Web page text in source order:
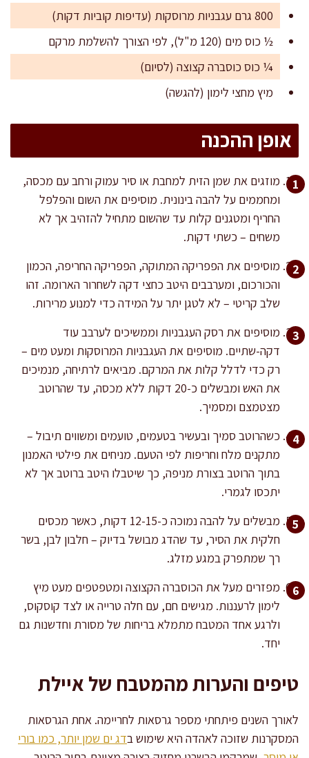
800 גרם עגבניות מרוסקות (עדיפות קוביות דקות)
½ כוס מים (120 מ"ל), לפי הצורך להשלמת מרקם
¼ כוס כוסברה קצוצה (לסיום)
מיץ מחצי לימון (להגשה)
אופן ההכנה
מוזגים את שמן הזית למחבת או סיר עמוק ורחב עם מכסה,
ומחממים על להבה בינונית. מוסיפים את השום והפלפל
החריף ומטגנים קלות עד שהשום מתחיל להזהיב אך לא
משחים – כשתי דקות.
מוסיפים את הפפריקה המתוקה, הפפריקה החריפה, הכמון
והכורכום, ומערבבים היטב כחצי דקה לשחרור הארומה. זהו
שלב קריטי – לא לטגן יתר על המידה כדי למנוע מרירות.
מוסיפים את רסק העגבניות וממשיכים לערבב עוד
דקה-שתיים. מוסיפים את העגבניות המרוסקות ומעט מים –
רק כדי לדלל קלות את המרקם. מביאים לרתיחה, מנמיכים
את האש ומבשלים כ-20 דקות ללא מכסה, עד שהרוטב
מצטמצם ומסמיך.
כשהרוטב סמיך ובעשיר בטעמים, טועמים ומשווים תיבול –
מתקנים מלח וחריפות לפי הטעם. מניחים את פילטי האמנון
בתוך הרוטב בצורת מניפה, כך שיטבלו היטב ברוטב אך לא
יתכסו לגמרי.
מבשלים על להבה נמוכה כ-12-15 דקות, כאשר מכסים
חלקית את הסיר, עד שהדג מבושל בדיוק – חלבון לבן, בשר
רך שמתפרק במגע מזלג.
מפזרים מעל את הכוסברה הקצוצה ומטפטפים מעט מיץ
לימון לרעננות. מגישים חם, עם חלה טרייה או לצד קוסקוס,
ולרגע אחד המטבח מתמלא בריחות של מסורת וחדשנות גם
יחד.
טיפים והערות מהמטבח של איילת
לאורך השנים פיתחתי מספר גרסאות לחריימה. אחת הגרסאות
המסקרנות שזוכה לאהדה היא שימוש בדג ים שמן יותר, כמו בורי